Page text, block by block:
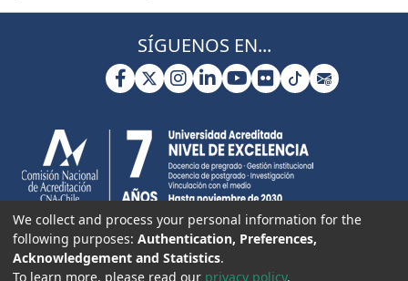
SÍGUENOS EN...
We collect and process your personal information for the
following purposes: Authentication, Preferences,
Acknowledgement and Statistics.
To learn more, please read our privacy policy.